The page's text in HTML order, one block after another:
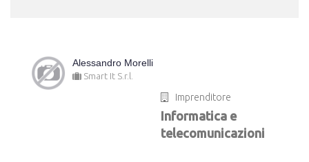
Alessandro Morelli
Smart It S.r.l.
Imprenditore
Informatica e
telecomunicazioni